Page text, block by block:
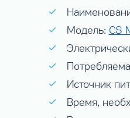
Модель: CS
Источник
Время,